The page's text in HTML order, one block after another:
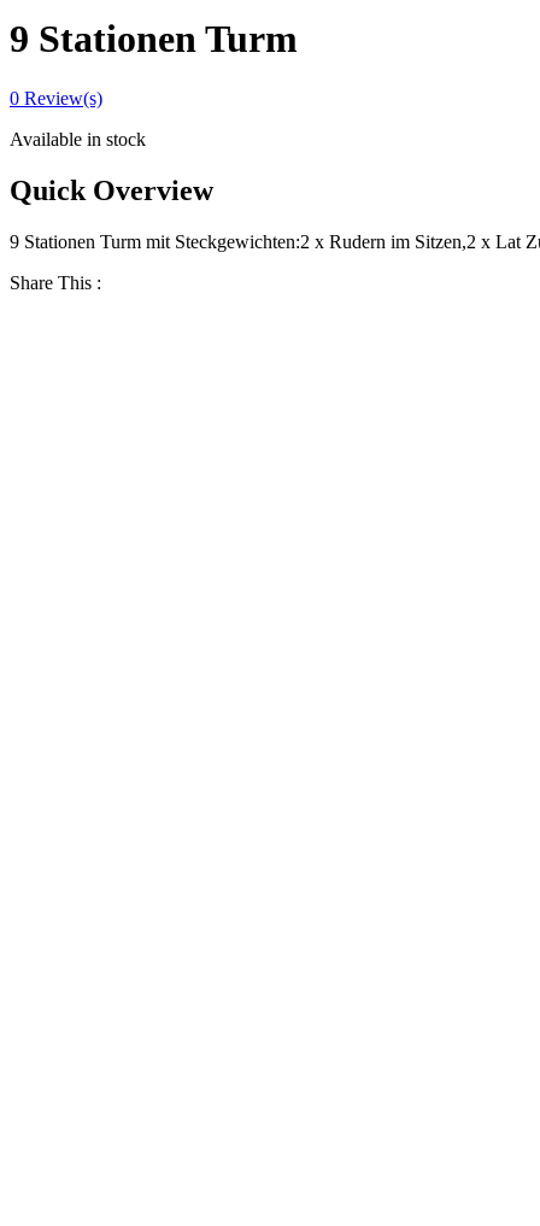
9 Stationen Turm
0 Review(s)
Available in stock
Quick Overview
9 Stationen Turm mit Steckgewichten:2 x Rudern im Sitzen,2 x Lat
Share This :